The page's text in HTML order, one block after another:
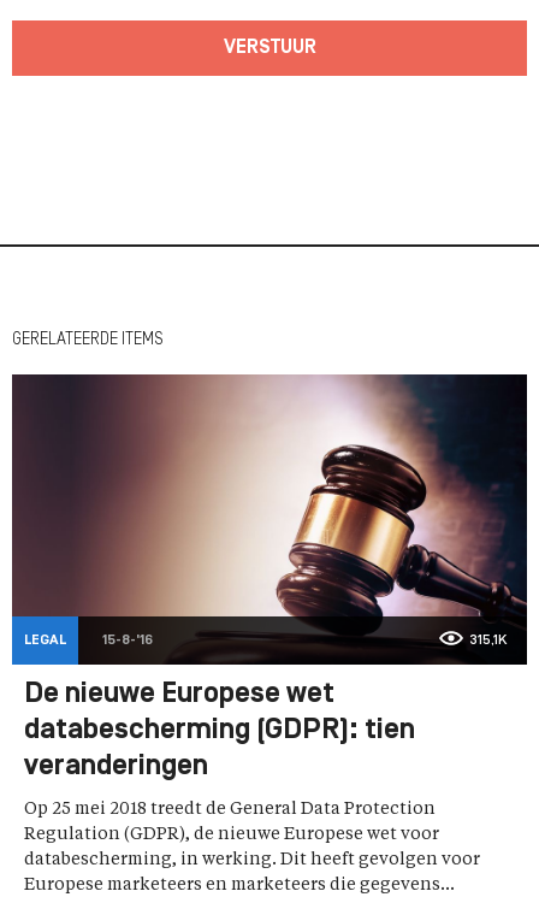
VERSTUUR
GERELATEERDE ITEMS
LEGAL 15-8-'16 315,1K
De nieuwe Europese wet
databescherming (GDPR): tien
veranderingen
Op 25 mei 2018 treedt de General Data Protection
Regulation (GDPR), de nieuwe Europese wet voor
databescherming, in werking. Dit heeft gevolgen voor
Europese marketeers en marketeers die gegevens...